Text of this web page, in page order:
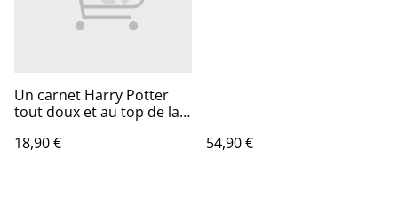
Un carnet Harry Potter
tout doux et au top de la
18,90 € 54,90 €